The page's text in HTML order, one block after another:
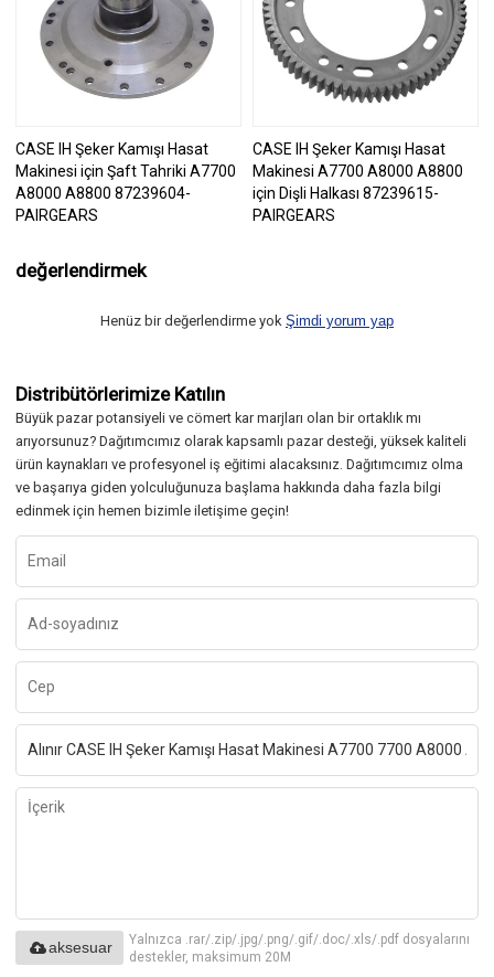
CASE IH Şeker Kamışı Hasat
Makinesi için Şaft Tahriki A7700
A8000 A8800 87239604-
PAIRGEARS
CASE IH Şeker Kamışı Hasat
Makinesi A7700 A8000 A8800
için Dişli Halkası 87239615-
PAIRGEARS
değerlendirmek
Henüz bir değerlendirme yok Şimdi yorum yap
Distribütörlerimize Katılın
Büyük pazar potansiyeli ve cömert kar marjları olan bir ortaklık mı
arıyorsunuz? Dağıtımcımız olarak kapsamlı pazar desteği, yüksek kaliteli
ürün kaynakları ve profesyonel iş eğitimi alacaksınız. Dağıtımcımız olma
ve başarıya giden yolculuğunuza başlama hakkında daha fazla bilgi
edinmek için hemen bizimle iletişime geçin!
Yalnızca .rar/.zip/.jpg/.png/.gif/.doc/.xls/.pdf dosyalarını
destekler, maksimum 20M
aksesuar